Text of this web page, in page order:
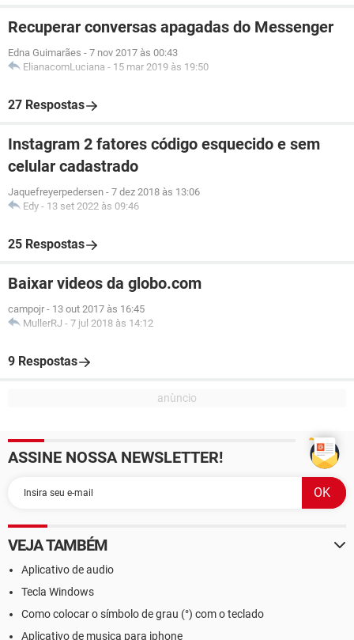
Recuperar conversas apagadas do Messenger
Edna Guimarães - 7 nov 2017 às 00:43
ElianacomLuciana - 15 mar 2019 às 19:50
27 Respostas
Instagram 2 fatores código esquecido e sem
celular cadastrado
Jaquefreyerpedersen - 7 dez 2018 às 13:06
Edy - 13 set 2022 às 09:46
25 Respostas
Baixar videos da globo.com
campojr - 13 out 2017 às 16:45
MullerRJ - 7 jul 2018 às 14:12
9 Respostas
ASSINE NOSSA NEWSLETTER!
VEJA TAMBÉM
Aplicativo de audio
Tecla Windows
Como colocar o símbolo de grau (°) com o teclado
Aplicativo de musica para iphone